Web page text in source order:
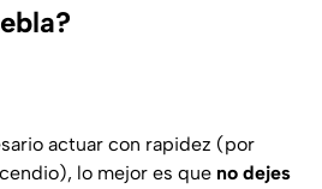
actuar con rapidez (por
lo mejor es que no dejes